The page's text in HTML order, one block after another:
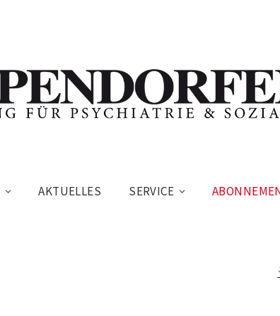
AKTUELLES SERVICE